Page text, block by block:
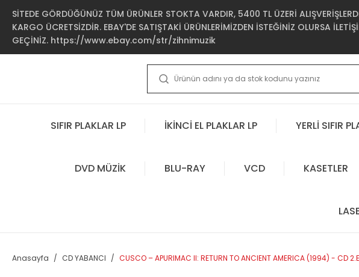
SİTEDE GÖRDÜĞÜNÜZ TÜM ÜRÜNLER STOKTA VARDIR, 5400 TL ÜZERİ
KARGO ÜCRETSİZDİR. EBAY'DE SATIŞTAKİ ÜRÜNLERİMİZDEN İSTEĞİNİZ OLURSA
GEÇİNİZ. https://www.ebay.com/str/zihnimuzik
SIFIR PLAKLAR LP İKİNCİ EL PLAKLAR LP YERLİ SIFIR
DVD MÜZİK BLU-RAY VCD KASETLER
Anasayfa CD YABANCI CUSCO – APURIMAC II: RETURN TO ANCIENT AMERICA (1994) - CD